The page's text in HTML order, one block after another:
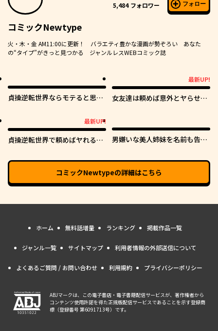
5,484 フォロワー フォロー
コミックNewtype
火・木・金 AM11:00に更新！ バラエティ豊かな漫画が勢ぞろい あなた
の“タイプ”がきっと見つかる ジャンルレスWEBコミック誌
貞操逆転世界ならモテると思っ
最新UP!
女友達は頼めば意外とヤらせて
最新UP!
貞操逆転世界で頼めばヤれると
男嫌いな美人姉妹を名前も告げ
コミックNewtypeの詳細はこちら
ホーム 無料話増量 ランキング 掲載作品一覧
ジャンル一覧 サイトマップ 利用者情報の外部送信について
よくあるご質問 / お問い合わせ 利用規約 プライバシーポリシー
ABJマークは、この電子書店・電子書籍配信サービスが、著作権者から
コンテンツ使用許諾を得た正規版配信サービスであることを示す登録商
標（登録番号 第6091713号）です。